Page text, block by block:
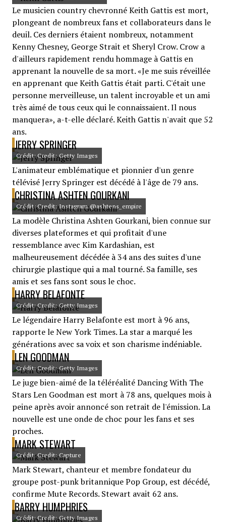
Le musicien country chevronné Keith Gattis est mort,
plongeant de nombreux fans et collaborateurs dans le
deuil. Ces derniers étaient nombreux, notamment
Kenny Chesney, George Strait et Sheryl Crow. Crow a
d'ailleurs rapidement rendu hommage à Gattis en
apprenant la nouvelle de sa mort. «Je me suis réveillée
en apprenant que Keith Gattis était parti. C'était une
personne merveilleuse, un talent incroyable et un ami
très aimé de tous ceux qui le connaissaient. Il nous
manquera», a-t-elle déclaré. Keith Gattis n'avait que 52
ans.
JERRY SPRINGER
Crédit: Credit: Getty Images
L'animateur emblématique et pionnier d'un genre
télévisé Jerry Springer est décédé à l'âge de 79 ans.
CHRISTINA ASHTEN GOURKANI
Crédit: Credit: Instagram @ashtens_empire
La modèle Christina Ashten Gourkani, bien connue sur
diverses plateformes et qui profitait d'une
ressemblance avec Kim Kardashian, est
malheureusement décédée à 34 ans des suites d'une
chirurgie plastique qui a mal tourné. Sa famille, ses
amis et ses fans sont sous le choc.
HARRY BELAFONTE
Crédit: Credit: Getty Images
Le légendaire Harry Belafonte est mort à 96 ans,
rapporte le New York Times. La star a marqué les
générations avec sa voix et son charisme indéniable.
LEN GOODMAN
Crédit: Credit: Getty Images
Le juge bien-aimé de la téléréalité Dancing With The
Stars Len Goodman est mort à 78 ans, quelques mois à
peine après avoir annoncé son retrait de l'émission. La
nouvelle est une onde de choc pour les fans et ses
proches.
MARK STEWART
Crédit: Credit: Capture
Mark Stewart, chanteur et membre fondateur du
groupe post-punk britannique Pop Group, est décédé,
confirme Mute Records. Stewart avait 62 ans.
BARRY HUMPHRIES
Crédit: Credit: Getty Images